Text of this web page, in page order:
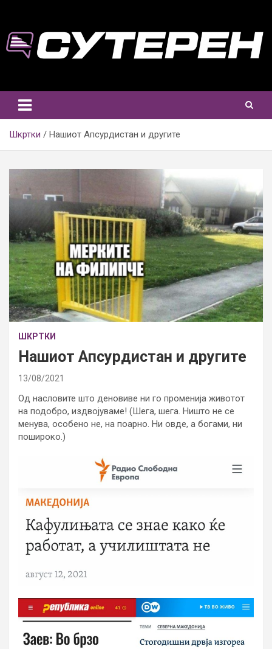
content
Шкртки Нашиот Апсурдистан и другите
ШКРТКИ
Нашиот Апсурдистан и другите
13/08/2021
Од насловите што деновиве ни го променија животот
на подобро, издвојуваме! (Шега, шега. Ништо не се
менува, особено не, на поарно. Ни овде, а богами, ни
пошироко.)